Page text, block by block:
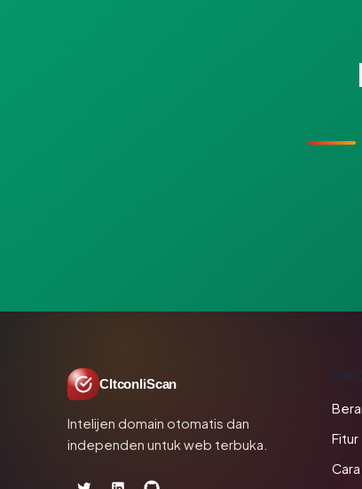
CltconliScan
Intelijen domain otomatis dan
independen untuk web terbuka.
Fitur